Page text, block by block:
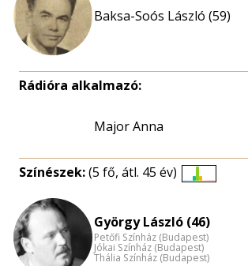
Baksa-Soós László (59)
Rádióra alkalmazó:
Major Anna
Színészek:(5 fő, átl. 45 év)
nagyítása
György László (46)
Petőfi Színház (Budapest)
Jókai Színház (Budapest)
Thália Színház (Budapest)